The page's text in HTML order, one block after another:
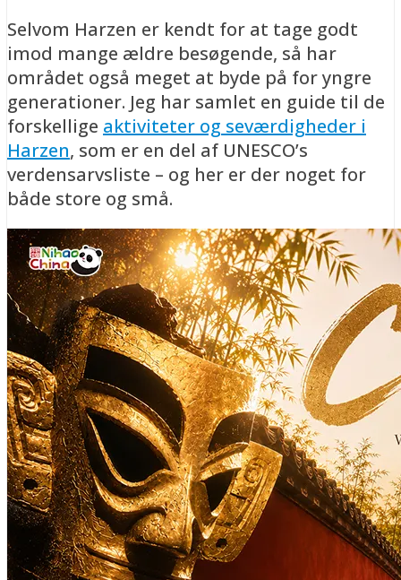
Selvom Harzen er kendt for at tage godt
imod mange ældre besøgende, så har
området også meget at byde på for yngre
generationer. Jeg har samlet en guide til de
forskellige aktiviteter og seværdigheder i
Harzen, som er en del af UNESCO’s
verdensarvsliste – og her er der noget for
både store og små.